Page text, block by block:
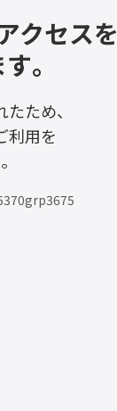
クセスを
。
ため、
利用を